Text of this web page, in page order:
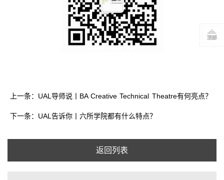
上一条：UAL导师说丨BA Creative Technical Theatre有何亮点？
下一条：UAL告诉你丨六所学院都有什么特点？
返回列表